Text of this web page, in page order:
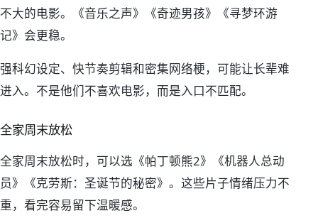
不大的电影。《音乐之声》《奇迹男孩》《寻梦环游
记》会更稳。
强科幻设定、快节奏剪辑和密集网络梗，可能让长辈难
进入。不是他们不喜欢电影，而是入口不匹配。
全家周末放松
全家周末放松时，可以选《帕丁顿熊2》《机器人总动
员》《克劳斯：圣诞节的秘密》。这些片子情绪压力不
重，看完容易留下温暖感。